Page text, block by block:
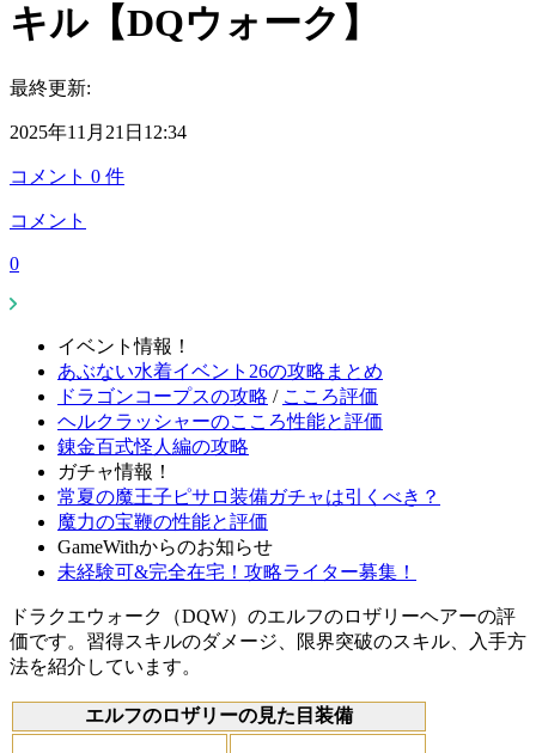
キル【DQウォーク】
最終更新:
2025年11月21日12:34
コメント 0 件
コメント
0
イベント情報！
あぶない水着イベント26の攻略まとめ
ドラゴンコープスの攻略 / こころ評価
ヘルクラッシャーのこころ性能と評価
錬金百式怪人編の攻略
ガチャ情報！
常夏の魔王子ピサロ装備ガチャは引くべき？
魔力の宝鞭の性能と評価
GameWithからのお知らせ
未経験可&完全在宅！攻略ライター募集！
ドラクエウォーク（DQW）のエルフのロザリーヘアーの評
価です。習得スキルのダメージ、限界突破のスキル、入手方
法を紹介しています。
エルフのロザリーの見た目装備